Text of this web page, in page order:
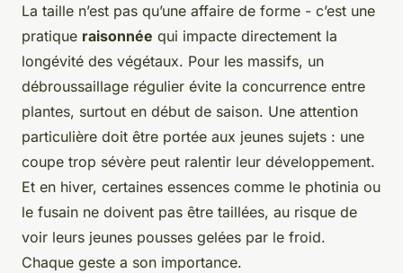
La taille n’est pas qu’une affaire de forme - c’est une
pratique raisonnée qui impacte directement la
longévité des végétaux. Pour les massifs, un
débroussaillage régulier évite la concurrence entre
plantes, surtout en début de saison. Une attention
particulière doit être portée aux jeunes sujets : une
coupe trop sévère peut ralentir leur développement.
Et en hiver, certaines essences comme le photinia ou
le fusain ne doivent pas être taillées, au risque de
voir leurs jeunes pousses gelées par le froid.
Chaque geste a son importance.